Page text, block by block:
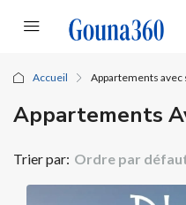
Accueil Appartements avec
Appartements
Trier par: Ordre par